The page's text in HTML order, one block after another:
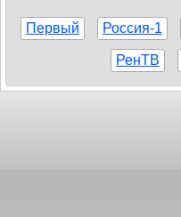
Первый Россия-1
РенТВ